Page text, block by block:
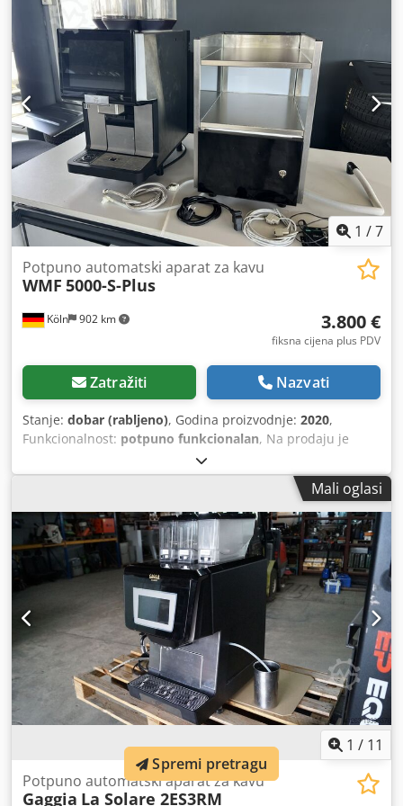
1 /7
Köln 902 km
Potpuno automatski aparat za kavu
WMF 5000-S-Plus
3.800 €
fiksna cijena plus PDV
Zatražiti Nazvati
Stanje: dobar (rabljeno), Godina proizvodnje: 2020,
Funkcionalnost: potpuno funkcionalan, Na prodaju je
automatski aparat za kavu WMF 5000-S-Plus. Automat se
prodaje sa svom dodatnom opremom prikazanom na
slikama. Razgledavanje je moguće u bilo kojem trenutku uz
prethodnu najavu, čak i u kratkom roku. Chsdpfsw S T Htox
Aptoa PDV je iskaziv i može se posebno navesti!
Mali oglasi
1 / 11
Potpuno automatski aparat za kavu
Gaggia La Solare 2ES3RM
Spremi pretragu